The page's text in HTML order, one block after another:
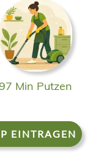
97 Min Putzen
EINTRAGEN